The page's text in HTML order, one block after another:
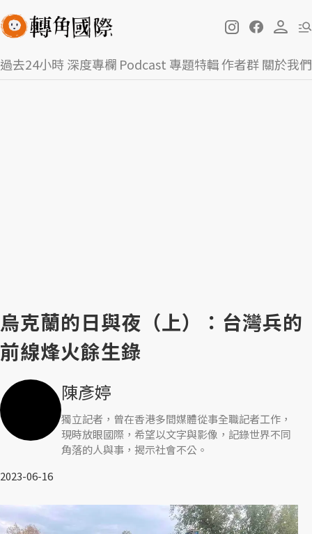
過去24小時深度專欄 Podcast 專題特輯作者群關於我們
烏克蘭的日與夜（上）：台灣兵的
前線烽火餘生錄
陳彥婷
獨立記者，曾在香港多間媒體從事全職記者工作，
現時放眼國際，希望以文字與影像，記錄世界不同
角落的人與事，揭示社會不公。
2023-06-16